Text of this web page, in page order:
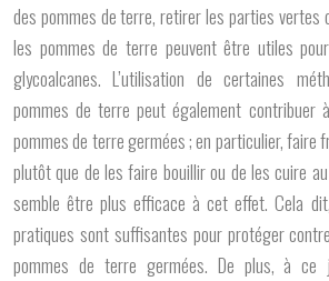
des pommes de terre, retirer les parties vertes
les pommes de terre peuvent être utiles
glycoalcanes. L’utilisation de certaines
pommes de terre peut également contribuer
pommes de terre germées ; en particulier, faire
plutôt que de les faire bouillir ou de les cuire
semble être plus efficace à cet effet. Cela
pratiques sont suffisantes pour protéger
pommes de terre germées. De plus, à ce